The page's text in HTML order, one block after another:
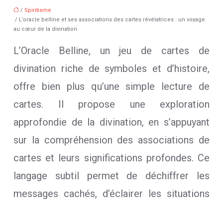
/ Spiritisme
/ L’oracle belline et ses associations des cartes révélatrices : un voyage
au cœur de la divination
L’Oracle Belline, un jeu de cartes de
divination riche de symboles et d’histoire,
offre bien plus qu’une simple lecture de
cartes. Il propose une exploration
approfondie de la divination, en s’appuyant
sur la compréhension des associations de
cartes et leurs significations profondes. Ce
langage subtil permet de déchiffrer les
messages cachés, d’éclairer les situations